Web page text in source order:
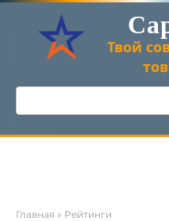
Перейти
контенту
Твой
Поиск:
Главная » Рейтинги